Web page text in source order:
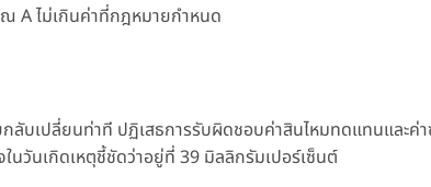
A ไม่เกินค่าที่กฎหมายกำหนด
บเปลี่ยนท่าที ปฏิเสธการรับผิดชอบค่าสินไหมทดแทนและค่
วันเกิดเหตุชี้ชัดว่าอยู่ที่ 39 มิลลิกรัมเปอร์เซ็นต์